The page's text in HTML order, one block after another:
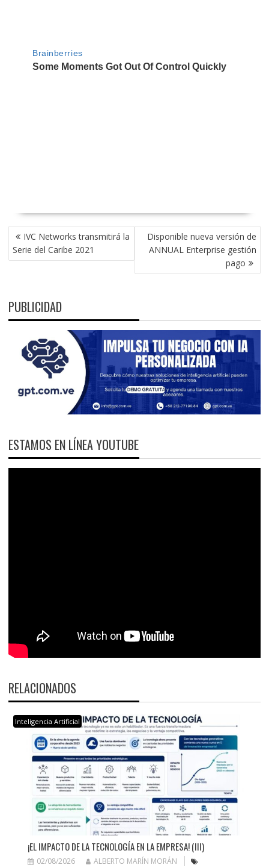
NAVEGACIÓN
DE
ENTRADAS
IVC Networks transmitirá la
Serie del Caribe 2021
Disponible nueva versión de
ANNUAL Enterprise gestión
pago
PUBLICIDAD
ESTAMOS EN LÍNEA YOUTUBE
RELACIONADOS
Inteligencia Artificial
¡EL IMPACTO DE LA TECNOLOGÍA EN LA EMPRESA! (III)
02/08/2026 ALBERTO MARÍN MORÁN